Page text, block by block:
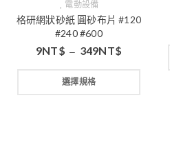
電動設備
格研網狀砂紙 圓砂布片 #120
#240 #600
9NT$ – 349NT$
選擇規格